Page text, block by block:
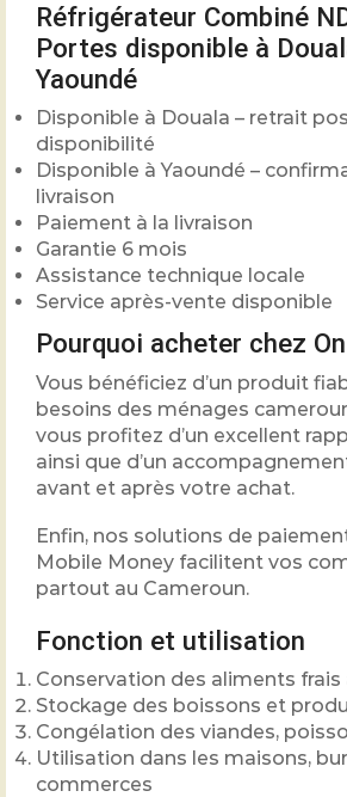
Réfrigérateur Combiné
Portes disponible à
Yaoundé
Disponible à Douala – retrait
disponibilité
Disponible à Yaoundé –
livraison
Paiement à la livraison
Garantie 6 mois
Assistance technique locale
Service après-vente disponible
Pourquoi acheter chez
Vous bénéficiez d’un produit
besoins des ménages
vous profitez d’un excellent
ainsi que d’un
avant et après votre achat.
Enfin, nos solutions de
Mobile Money facilitent vos
partout au Cameroun.
Fonction et utilisation
Conservation des aliments
Stockage des boissons et
Congélation des viandes,
Utilisation dans les maisons,
commerces